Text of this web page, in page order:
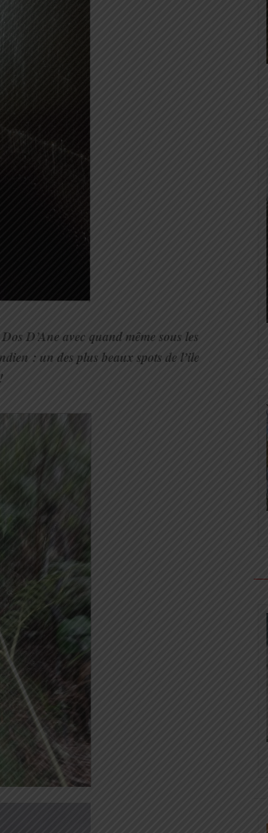
D’Ane avec quand même sous les
: un des plus beaux spots de l’ile